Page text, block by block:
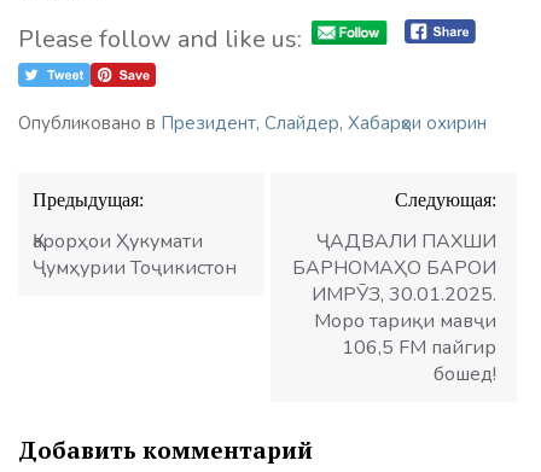
Please follow and like us:
Опубликовано в Президент, Слайдер, Хабарҳои охирин
Навигация
по
записям
Предыдущая:
Қарорҳои Ҳукумати
Ҷумҳурии Тоҷикистон
Следующая:
ҶАДВАЛИ ПАХШИ
БАРНОМАҲО БАРОИ
ИМРӮЗ, 30.01.2025.
Моро тариқи мавҷи
106,5 FM пайгир
бошед!
Добавить комментарий